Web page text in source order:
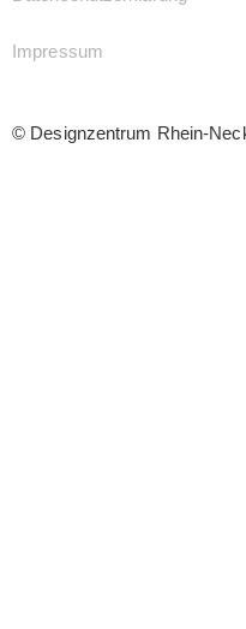
Impressum
© Designzentrum Rhein-